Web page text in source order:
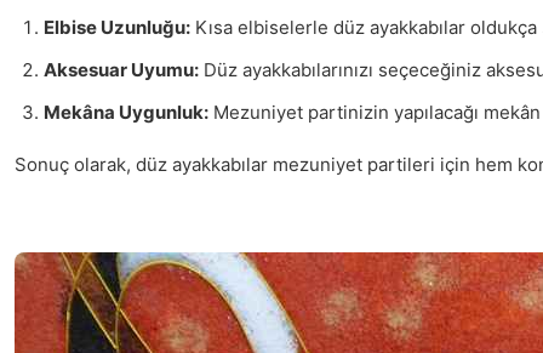
Elbise Uzunluğu: Kısa elbiselerle düz ayakkabılar
Aksesuar Uyumu: Düz ayakkabılarınızı seçeceğiniz
Mekâna Uygunluk: Mezuniyet partinizin yapılacağı
Sonuç olarak, düz ayakkabılar mezuniyet partileri için hem